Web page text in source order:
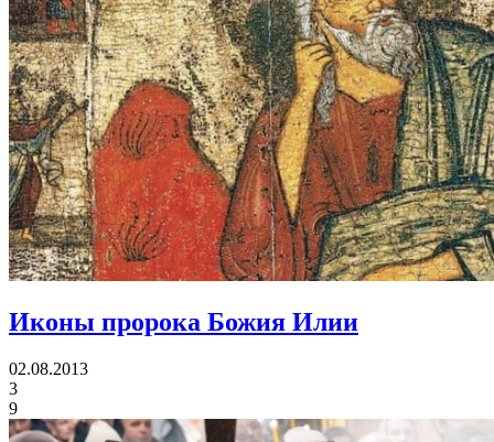
Иконы пророка Божия Илии
02.08.2013
3
9